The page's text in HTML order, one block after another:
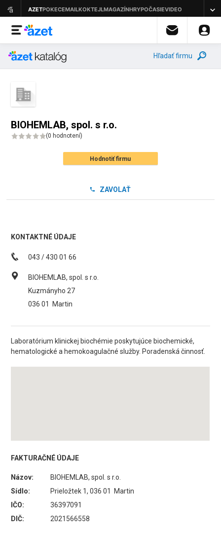
Hľadať firmu
BIOHEMLAB, spol. s r.o.
(0 hodnotení)
Hodnotiť firmu
ZAVOLAŤ
KONTAKTNÉ ÚDAJE
043 / 430 01 66
BIOHEMLAB, spol. s r.o.
Kuzmányho 27
036 01
Martin
Laboratórium klinickej biochémie poskytujúce biochemické,
hematologické a hemokoagulačné služby. Poradenská činnosť.
FAKTURAČNÉ ÚDAJE
Názov:
BIOHEMLAB, spol. s r.o.
Sídlo:
Prieložtek 1, 036 01 Martin
IČO:
36397091
DIČ:
2021566558